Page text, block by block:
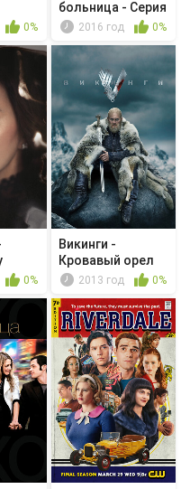
0%
больница - Серия
46 2016 год 0%
0%
Викинги -
Кровавый орел
2013 год 0%